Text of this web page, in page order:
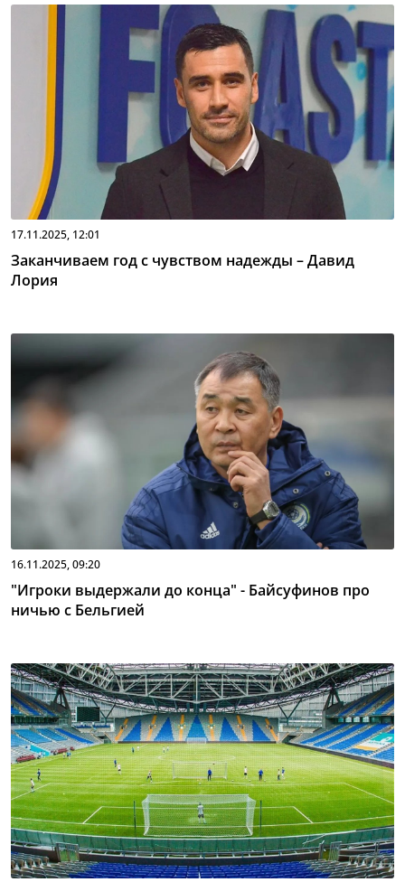
17.11.2025, 12:01
Заканчиваем год с чувством надежды – Давид
Лория
16.11.2025, 09:20
"Игроки выдержали до конца" - Байсуфинов про
ничью с Бельгией